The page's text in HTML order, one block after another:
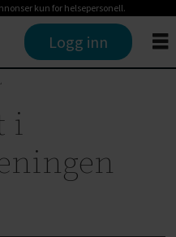
kun for helsepersonell.
Logg inn
i